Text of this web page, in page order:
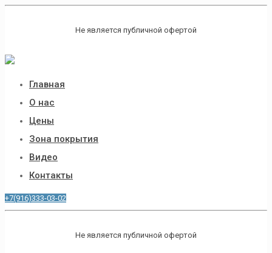
Не является публичной офертой
Главная
О нас
Цены
Зона покрытия
Видео
Контакты
+7(916)333-03-02
Не является публичной офертой